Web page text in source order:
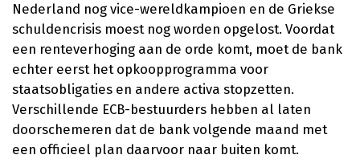
Nederland nog vice-wereldkampioen en de Griekse
schuldencrisis moest nog worden opgelost. Voordat
een renteverhoging aan de orde komt, moet de bank
echter eerst het opkoopprogramma voor
staatsobligaties en andere activa stopzetten.
Verschillende ECB-bestuurders hebben al laten
doorschemeren dat de bank volgende maand met
een officieel plan daarvoor naar buiten komt.